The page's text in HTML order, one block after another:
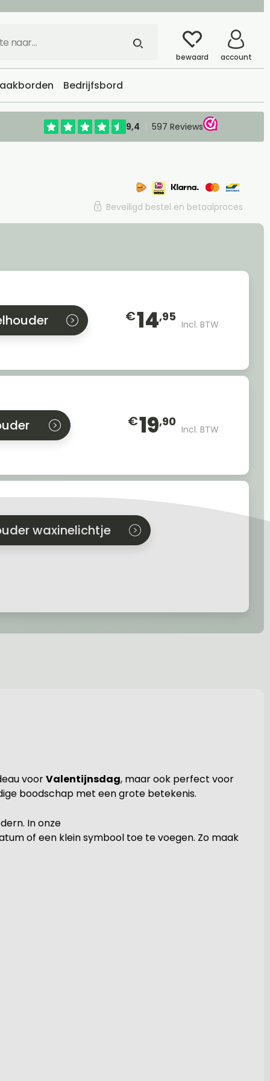
bewaard account
Bedrijfsbord
Beveiligd bestel en betaalproces
€14,95
Incl. BTW
€19,90
Incl. BTW
waxinelichtje
voorValentijnsdag, maar ook perfect voor
boodschap met een grote betekenis.
In onze
of een klein symbool toe te voegen. Zo maak